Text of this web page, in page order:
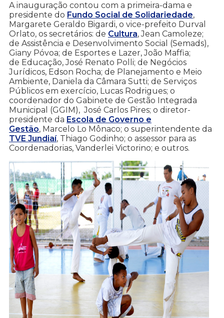
A inauguração contou com a primeira-dama e
presidente do Fundo Social de Solidariedade,
Margarete Geraldo Bigardi, o vice-prefeito Durval
Orlato, os secretários: de Cultura, Jean Camoleze;
de Assistência e Desenvolvimento Social (Semads),
Giany Póvoa; de Esportes e Lazer, João Maffia;
de Educação, José Renato Polli; de Negócios
Jurídicos, Edson Rocha; de Planejamento e Meio
Ambiente, Daniela da Câmara Sutti; de Serviços
Públicos em exercício, Lucas Rodrigues; o
coordenador do Gabinete de Gestão Integrada
Municipal (GGIM), José Carlos Pires; o diretor-
presidente da Escola de Governo e
Gestão, Marcelo Lo Mônaco; o superintendente da
TVE Jundiaí, Thiago Godinho; o assessor para as
Coordenadorias, Vanderlei Victorino; e outros.